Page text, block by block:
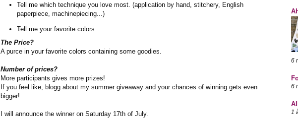
Tell me which technique you love most. (application by hand, stitchery, English
paperpiece, machinepiecing...)
Tell me your favorite colors.
The Price?
A purce in your favorite colors containing some goodies.
Number of prices?
More participants gives more prizes!
If you feel like, blogg about my summer giveaway and your chances of winning gets even
bigger!
I will announce the winner on Saturday 17th of July.
6
6
1